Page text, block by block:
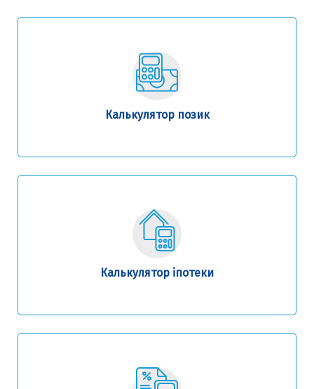
Калькулятор позик
Калькулятор іпотеки